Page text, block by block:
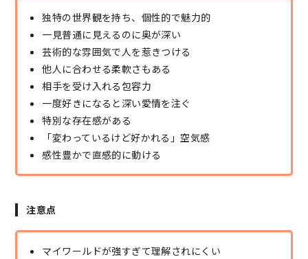
独特の世界観を持ち、個性的で魅力的
一見普通に見えるのに奥が深い
芸術的な雰囲気で人を惹きつける
他人に合わせる柔軟さもある
相手を受け入れる包容力
一度好きになると深い愛情を注ぐ
特別な存在感がある
「変わっているけど好かれる」空気感
感性豊かで直感的に動ける
注意点
マイワールドが強すぎて理解されにくい